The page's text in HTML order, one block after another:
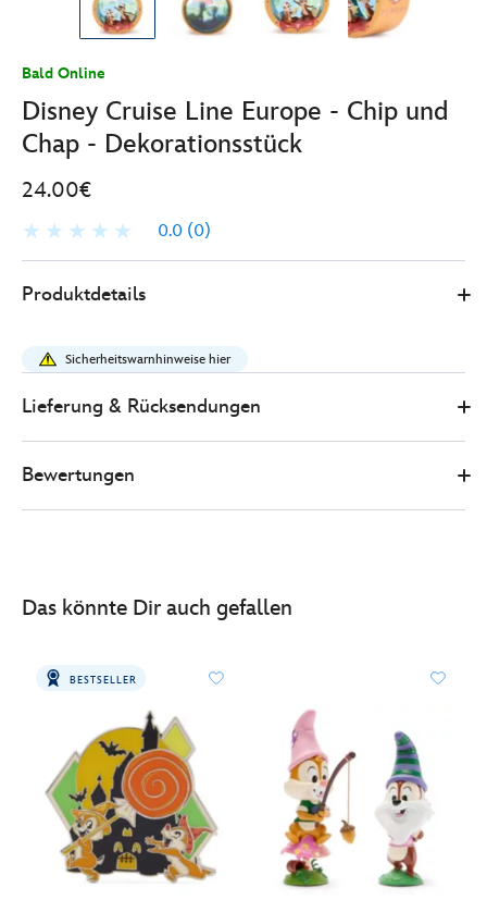
Bald Online
Disney Cruise Line Europe - Chip und
Chap - Dekorationsstück
24.00€
0.0 (0)
Store
24.00
cruise-
line-
europe-
chip-
und-
dekorationsstueck-
Produktdetails
Sicherheitswarnhinweise hier
Lieferung & Rücksendungen
Bewertungen
Das könnte Dir auch gefallen
BESTSELLER